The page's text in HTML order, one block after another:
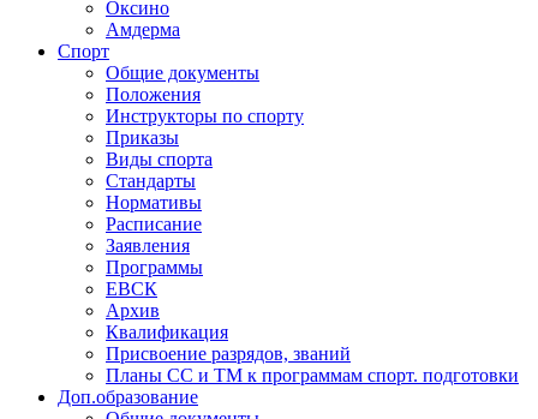
Оксино
Амдерма
Спорт
Общие документы
Положения
Инструкторы по спорту
Приказы
Виды спорта
Стандарты
Нормативы
Расписание
Заявления
Программы
ЕВСК
Архив
Квалификация
Присвоение разрядов, званий
Планы СС и ТМ к программам спорт. подготовки
Доп.образование